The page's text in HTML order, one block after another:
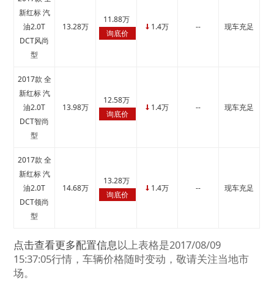
新红标 汽
油2.0T
DCT风尚
型
13.28万
11.88万
询底价
↓ 1.4万 -- 现车充足
2017款 全
新红标 汽
油2.0T
DCT智尚
型
13.98万
12.58万
询底价
↓ 1.4万 -- 现车充足
2017款 全
新红标 汽
油2.0T
DCT领尚
型
14.68万
13.28万
询底价
↓ 1.4万 -- 现车充足
点击查看更多配置信息以上表格是2017/08/09
15:37:05行情，车辆价格随时变动，敬请关注当地市
场。